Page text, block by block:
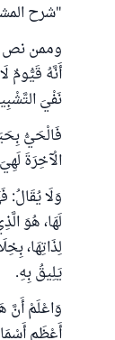
"شرح
وممن نص
أَنَّهُ قَيُّومٌ
نَفْيَ
فَالْحَيُّ
الْآخِرَةَ
وَلَا يُقَالُ:
لَهَا، هُوَ
لِذَاتِهَا،
يَلِيقُ بِهِ.
وَاعْلَمْ أَنَّ
أَعْظَمِ